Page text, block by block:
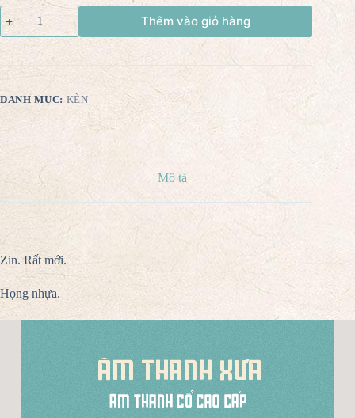
Thêm vào giỏ hàng
DANH MỤC: KÈN
Mô tả
Zin. Rất mới.
Họng nhựa.